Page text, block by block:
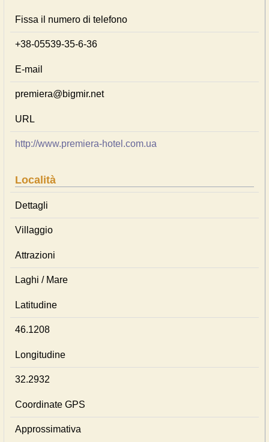
Fissa il numero di telefono
+38-05539-35-6-36
E-mail
premiera@bigmir.net
URL
http://www.premiera-hotel.com.ua
Località
Dettagli
Villaggio
Attrazioni
Laghi / Mare
Latitudine
46.1208
Longitudine
32.2932
Coordinate GPS
Approssimativa